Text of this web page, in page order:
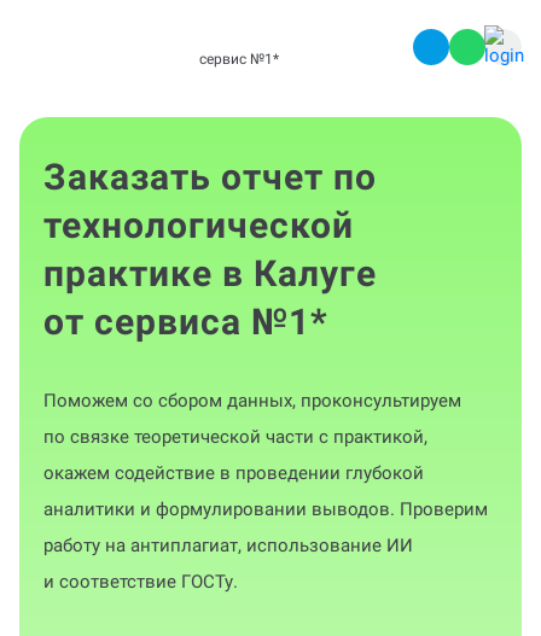
сервис №1 *
Заказать отчет по
технологической
практике в Калуге
от сервиса №1*
Поможем со сбором данных, проконсультируем
по связке теоретической части с практикой,
окажем содействие в проведении глубокой
аналитики и формулировании выводов. Проверим
работу на антиплагиат, использование ИИ
и соответствие ГОСТу.